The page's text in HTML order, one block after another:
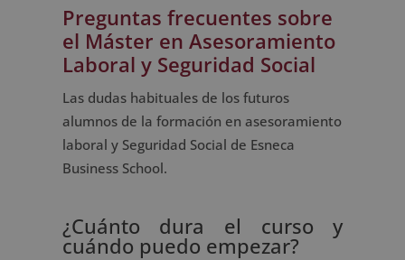
Preguntas frecuentes sobre
el Máster en Asesoramiento
Laboral y Seguridad Social
Las dudas habituales de los futuros
alumnos de la formación en asesoramiento
laboral y Seguridad Social de Esneca
Business School.
¿Cuánto dura el curso y
cuándo puedo empezar?